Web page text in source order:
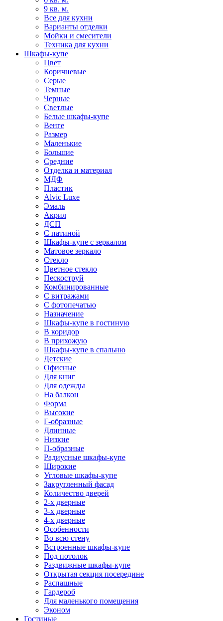
9 кв. м.
Все для кухни
Варианты отделки
Мойки и смесители
Техника для кухни
Шкафы-купе
Цвет
Коричневые
Серые
Темные
Черные
Светлые
Белые шкафы-купе
Венге
Размер
Маленькие
Большие
Средние
Отделка и материал
МДФ
Пластик
Alvic Luxe
Эмаль
Акрил
ДСП
С патиной
Шкафы-купе с зеркалом
Матовое зеркало
Стекло
Цветное стекло
Пескоструй
Комбинированные
С витражами
С фотопечатью
Назначение
Шкафы-купе в гостиную
В коридор
В прихожую
Шкафы-купе в спальню
Детские
Офисные
Для книг
Для одежды
На балкон
Форма
Высокие
Г-образные
Длинные
Низкие
П-образные
Радиусные шкафы-купе
Широкие
Угловые шкафы-купе
Закругленный фасад
Количество дверей
2-х дверные
3-х дверные
4-х дверные
Особенности
Во всю стену
Встроенные шкафы-купе
Под потолок
Раздвижные шкафы-купе
Открытая секция посередине
Распашные
Гардероб
Для маленького помещения
Эконом
Гостиные